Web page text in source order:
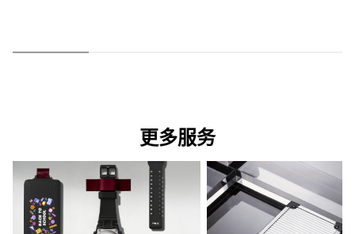
更多服务